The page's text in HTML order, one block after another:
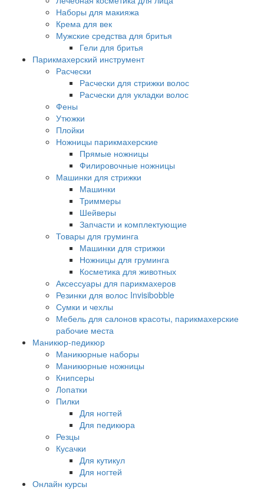
Наборы для макияжа
Крема для век
Мужские средства для бритья
Гели для бритья
Парикмахерский инструмент
Расчески
Расчески для стрижки волос
Расчески для укладки волос
Фены
Утюжки
Плойки
Ножницы парикмахерские
Прямые ножницы
Филировочные ножницы
Машинки для стрижки
Машинки
Триммеры
Шейверы
Запчасти и комплектующие
Товары для груминга
Машинки для стрижки
Ножницы для груминга
Косметика для животных
Аксессуары для парикмахеров
Резинки для волос Invisibobble
Сумки и чехлы
Мебель для салонов красоты, парикмахерские
рабочие места
Маникюр-педикюр
Маникюрные наборы
Маникюрные ножницы
Книпсеры
Лопатки
Пилки
Для ногтей
Для педикюра
Резцы
Кусачки
Для кутикул
Для ногтей
Онлайн курсы